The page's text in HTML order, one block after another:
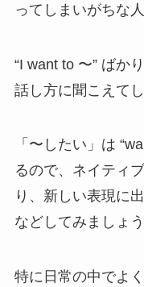
ってしまいがちな
“I want to 〜” ばか
話し方に聞こえてし
「〜したい」は
るので、ネイティ
り、新しい表現に
などしてみましょう
特に日常の中でよ